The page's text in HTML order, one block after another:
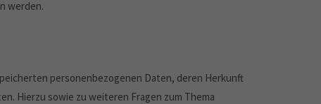
werden.
personenbezogenen Daten, deren Herkunft
Hierzu sowie zu weiteren Fragen zum Thema